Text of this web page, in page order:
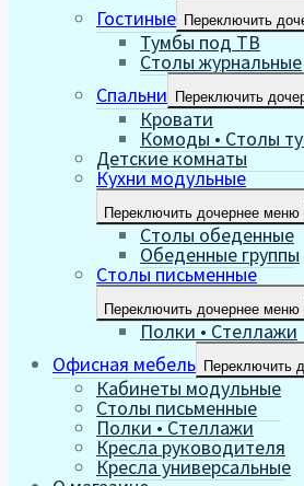
Гостиные Переключить
Тумбы под ТВ
Столы журнальные
Спальни Переключить
Кровати
Комоды • Столы
Детские комнаты
Кухни модульные
Переключить дочернее меню
Столы обеденные
Обеденные группы
Столы письменные
Переключить дочернее меню
Полки • Стеллажи
Офисная мебель Переключить
Кабинеты модульные
Столы письменные
Полки • Стеллажи
Кресла руководителя
Кресла универсальные